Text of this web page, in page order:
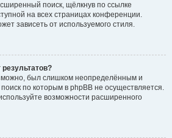
поиск, щёлкнув по ссылке
на всех страницах конференции.
зависеть от используемого стиля.
был слишком неопределённым и
по которым в phpBB не осуществляется.
возможности расширенного